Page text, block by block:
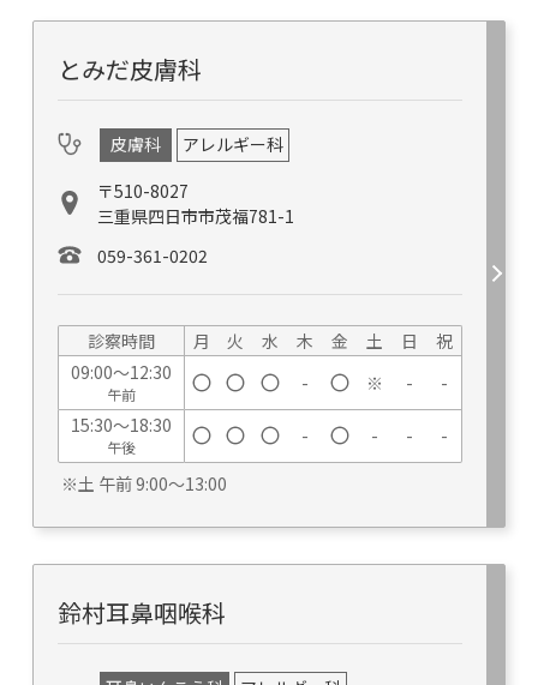
とみだ皮膚科
皮膚科
アレルギー科
〒510-8027
三重県四日市市茂福781-1
059-361-0202
※土 午前 9:00～13:00
診察時間 月 火 水 木 金 土 日
祝
09:00～12:30
午前 - ※ -
-
15:30～18:30
午後 - - - -
鈴村耳鼻咽喉科